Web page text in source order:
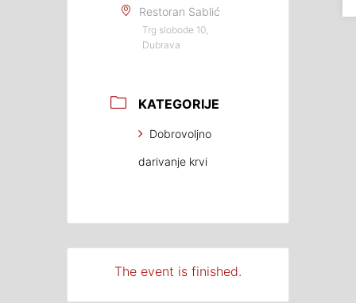
Restoran Sablić
Trg slobode 10,
Dubrava
KATEGORIJE
Dobrovoljno
darivanje krvi
The event is finished.